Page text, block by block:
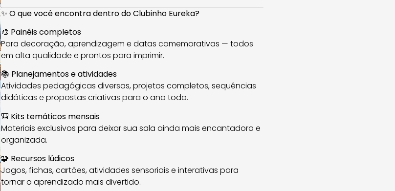
✨ O que você encontra dentro do Clubinho Eureka?
🎨 Painéis completos
Para decoração, aprendizagem e datas comemorativas — todos
em alta qualidade e prontos para imprimir.
📚 Planejamentos e atividades
Atividades pedagógicas diversas, projetos completos, sequências
didáticas e propostas criativas para o ano todo.
🎒 Kits temáticos mensais
Materiais exclusivos para deixar sua sala ainda mais encantadora e
organizada.
🧩 Recursos lúdicos
Jogos, fichas, cartões, atividades sensoriais e interativas para
tornar o aprendizado mais divertido.